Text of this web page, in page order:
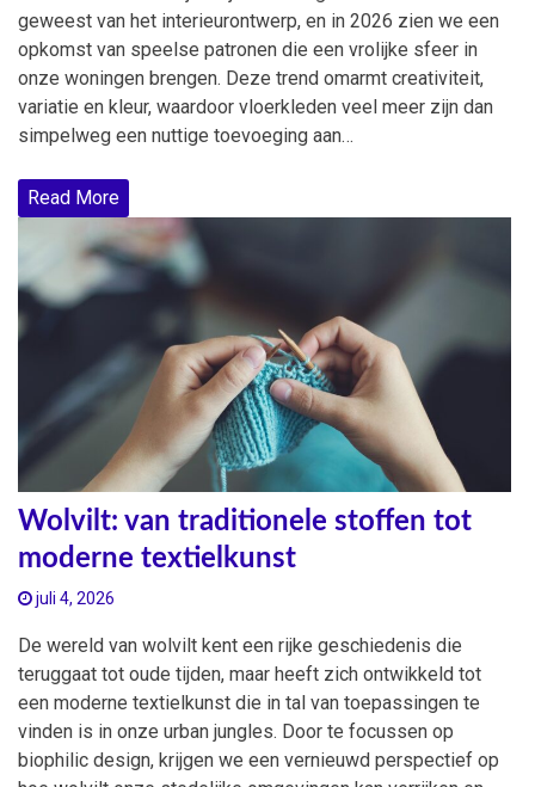
geweest van het interieurontwerp, en in 2026 zien we een
opkomst van speelse patronen die een vrolijke sfeer in
onze woningen brengen. Deze trend omarmt creativiteit,
variatie en kleur, waardoor vloerkleden veel meer zijn dan
simpelweg een nuttige toevoeging aan…
Read More
Wolvilt: van traditionele stoffen tot
moderne textielkunst
juli 4, 2026
De wereld van wolvilt kent een rijke geschiedenis die
teruggaat tot oude tijden, maar heeft zich ontwikkeld tot
een moderne textielkunst die in tal van toepassingen te
vinden is in onze urban jungles. Door te focussen op
biophilic design, krijgen we een vernieuwd perspectief op